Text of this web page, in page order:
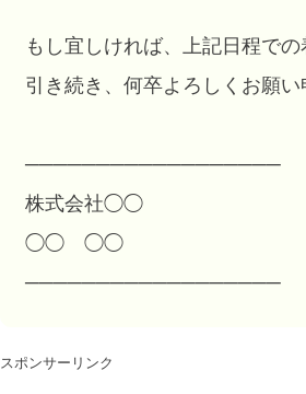
もし宜しければ、上記日程で
引き続き、何卒よろしくお願い
──────────────────
株式会社◯◯
◯◯ ◯◯
──────────────────
スポンサーリンク